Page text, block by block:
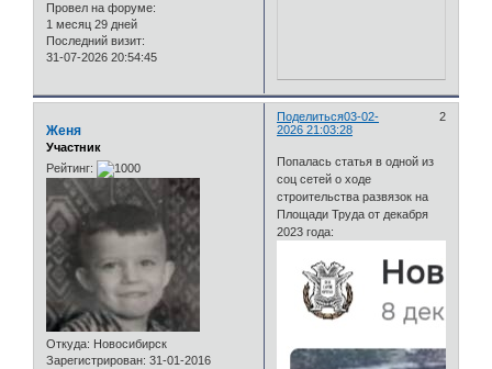
Провел на форуме:
1 месяц 29 дней
Последний визит:
31-07-2026 20:54:45
Поделиться 2
03-02-
2026 21:03:28
Женя
Участник
Рейтинг:
Откуда: Новосибирск
Зарегистрирован: 31-01-2016
Попалась статья в одной из
соц сетей о ходе
строительства развязок на
Площади Труда от декабря
2023 года: